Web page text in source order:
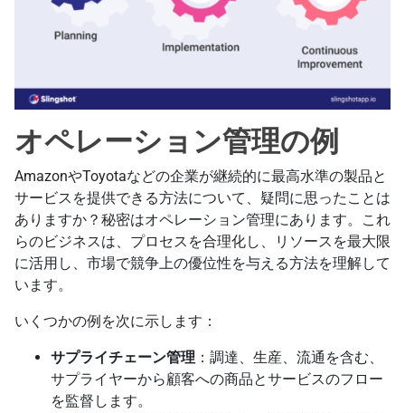
オペレーション管理の例
AmazonやToyotaなどの企業が継続的に最高水準の製品と
サービスを提供できる方法について、疑問に思ったことは
ありますか？秘密はオペレーション管理にあります。これ
らのビジネスは、プロセスを合理化し、リソースを最大限
に活用し、市場で競争上の優位性を与える方法を理解して
います。
いくつかの例を次に示します：
サプライチェーン管理 ：調達、生産、流通を含む、
サプライヤーから顧客への商品とサービスのフロー
を監督します。